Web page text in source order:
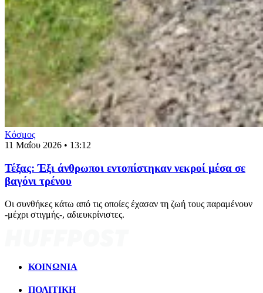
Κόσμος
11 Μαΐου 2026 • 13:12
Τέξας: Έξι άνθρωποι εντοπίστηκαν νεκροί μέσα σε
βαγόνι τρένου
Οι συνθήκες κάτω από τις οποίες έχασαν τη ζωή τους παραμένουν
-μέχρι στιγμής-, αδιευκρίνιστες.
ΚΟΙΝΩΝΙΑ
ΠΟΛΙΤΙΚΗ